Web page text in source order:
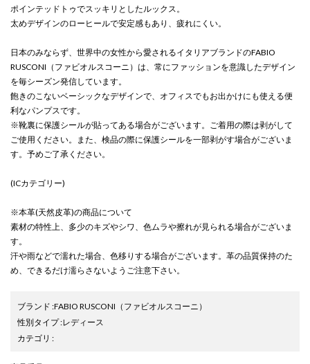
ポインテッドトゥでスッキリとしたルックス。
太めデザインのローヒールで安定感もあり、疲れにくい。
日本のみならず、世界中の女性から愛されるイタリアブランドのFABIO
RUSCONI（ファビオルスコーニ）は、常にファッションを意識したデザイン
を毎シーズン発信しています。
飽きのこないベーシックなデザインで、オフィスでもお出かけにも使える便
利なパンプスです。
※靴裏に保護シールが貼ってある場合がございます。ご着用の際は剥がして
ご使用ください。また、検品の際に保護シールを一部剥がす場合がございま
す。予めご了承ください。
(ICカテゴリー)
※本革(天然皮革)の商品について
素材の特性上、多少のキズやシワ、色ムラや擦れが見られる場合がございま
す。
汗や雨などで濡れた場合、色移りする場合がございます。革の品質保持のた
め、できるだけ濡らさないようご注意下さい。
ブランド :FABIO RUSCONI （ファビオルスコーニ）
性別タイプ:レディース
カテゴリ :